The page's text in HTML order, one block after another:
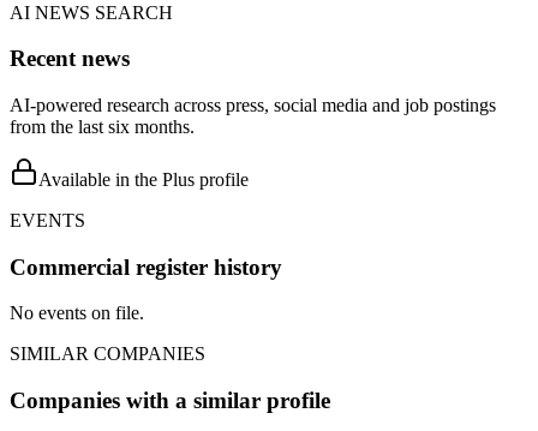
AI NEWS SEARCH
Recent news
AI-powered research across press, social media and job postings
from the last six months.
Available in the Plus profile
EVENTS
Commercial register history
No events on file.
SIMILAR COMPANIES
Companies with a similar profile